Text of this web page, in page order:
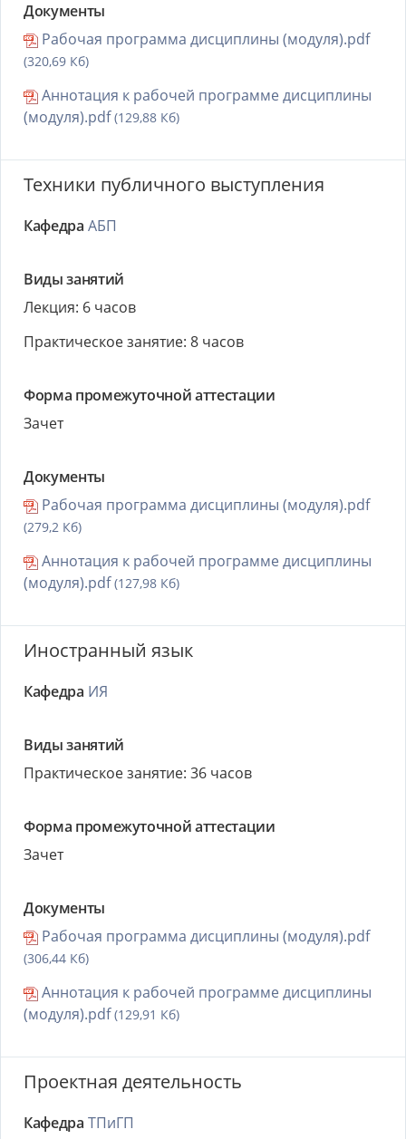
Документы
Рабочая программа дисциплины (модуля).pdf
(320,69 Кб)
Аннотация к рабочей программе дисциплины
(модуля).pdf(129,88 Кб)
Техники публичного выступления
Кафедра АБП
Виды занятий
Лекция: 6 часов
Практическое занятие: 8 часов
Форма промежуточной аттестации
Зачет
Документы
Рабочая программа дисциплины (модуля).pdf
(279,2 Кб)
Аннотация к рабочей программе дисциплины
(модуля).pdf(127,98 Кб)
Иностранный язык
Кафедра ИЯ
Виды занятий
Практическое занятие: 36 часов
Форма промежуточной аттестации
Зачет
Документы
Рабочая программа дисциплины (модуля).pdf
(306,44 Кб)
Аннотация к рабочей программе дисциплины
(модуля).pdf(129,91 Кб)
Проектная деятельность
Кафедра ТПиГП